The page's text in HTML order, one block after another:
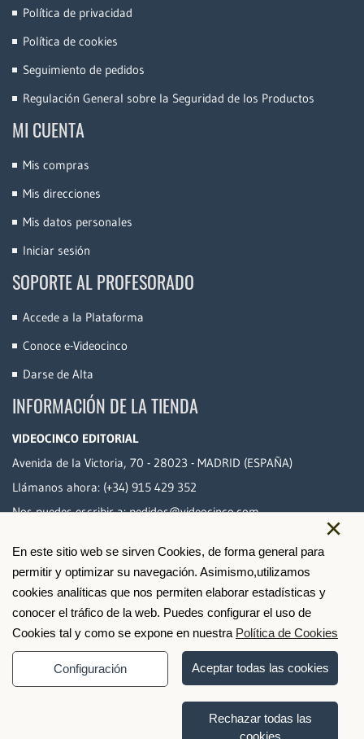
×
En este sitio web se sirven Cookies, de forma general para
permitir y optimizar su navegación. Asimismo,utilizamos
cookies analíticas que nos permiten elaborar estadísticas y
conocer el tráfico de la web. Puedes configurar el uso de
Cookies tal y como se expone en nuestra Política de Cookies
Configuración Aceptar todas las cookies
Rechazar todas las
cookies
Política de privacidad
Política de cookies
Seguimiento de pedidos
Regulación General sobre la Seguridad de los Productos
MI CUENTA
Mis compras
Mis direcciones
Mis datos personales
Iniciar sesión
SOPORTE AL PROFESORADO
Accede a la Plataforma
Conoce e-Videocinco
Darse de Alta
INFORMACIÓN DE LA TIENDA
VIDEOCINCO EDITORIAL
Avenida de la Victoria, 70 - 28023 - MADRID (ESPAÑA)
Llámanos ahora: (+34) 915 429 352
Nos puedes escribir a:pedidos@videocinco.com
PAGO SEGURO